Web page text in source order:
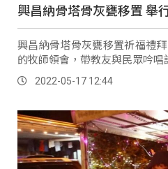
興昌納骨塔骨灰甕移置 舉
興昌納骨塔骨灰甕移置祈福禮
的牧師領會，帶教友與民眾吟唱
2022-05-17 12:44